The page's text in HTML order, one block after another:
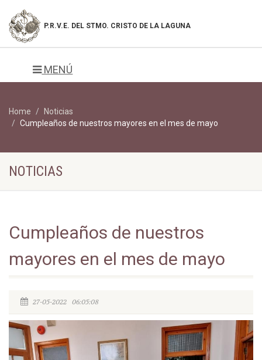
P.R.V.E. DEL STMO. CRISTO DE LA LAGUNA
MENÚ
Home
Noticias
Cumpleaños de nuestros mayores en el mes de mayo
NOTICIAS
Cumpleaños de nuestros
mayores en el mes de mayo
27-05-2022 06:05:08